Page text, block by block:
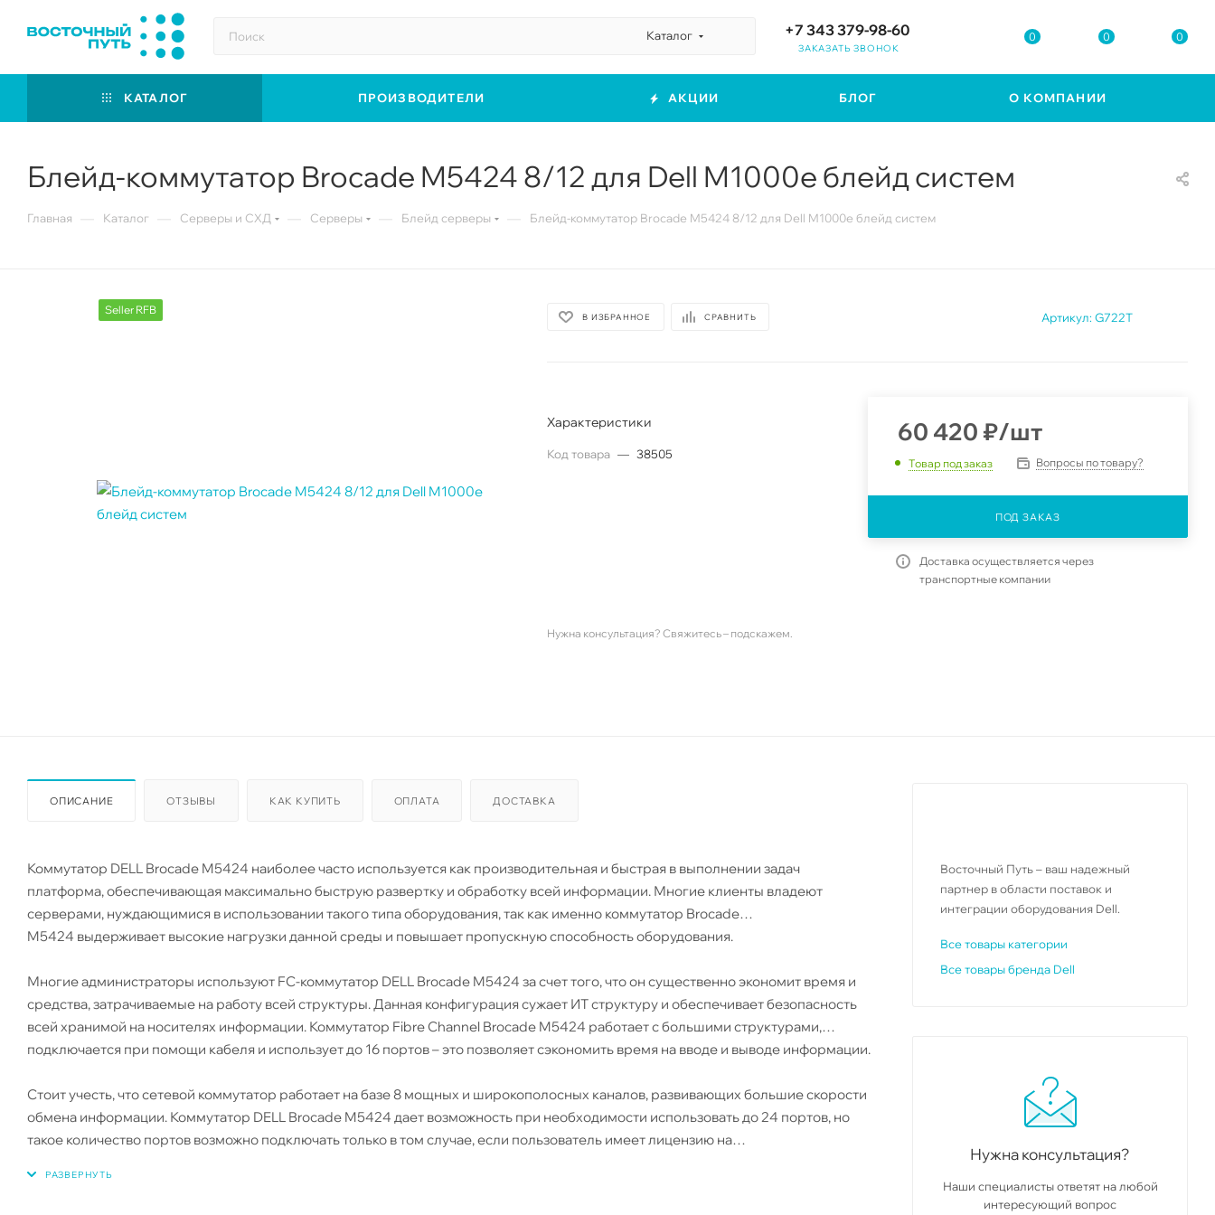
Каталог +7 343 379-98-60
ЗАКАЗАТЬ ЗВОНОК
0 0 0
КАТАЛОГ ПРОИЗВОДИТЕЛИ АКЦИИ БЛОГ О КОМПАНИИ
Блейд-коммутатор Brocade M5424 8/12 для Dell M1000e блейд систем
Главная Каталог Серверы и СХД Серверы Блейд серверы Блейд-коммутатор Brocade M5424 8/12 для Dell M1000e блейд систем
Seller RFB
В ИЗБРАННОЕ СРАВНИТЬ Артикул: G722T
Характеристики
Код товара — 38505
60 420 ₽/шт
Товар под заказ Вопросы по товару?
ПОД ЗАКАЗ
Доставка осуществляется через
транспортные компании
Нужна консультация? Свяжитесь – подскажем.
ОПИСАНИЕ ОТЗЫВЫ КАК КУПИТЬ ОПЛАТА ДОСТАВКА
Коммутатор DELL Brocade M5424 наиболее часто используется как производительная и быстрая в выполнении задач
платформа, обеспечивающая максимально быструю развертку и обработку всей информации. Многие клиенты владеют
серверами, нуждающимися в использовании такого типа оборудования, так как именно коммутатор Brocade
M5424 выдерживает высокие нагрузки данной среды и повышает пропускную способность оборудования.
Многие администраторы используют FC-коммутатор DELL Brocade M5424 за счет того, что он существенно экономит время и
средства, затрачиваемые на работу всей структуры. Данная конфигурация сужает ИТ структуру и обеспечивает безопасность
всей хранимой на носителях информации. Коммутатор Fibre Channel Brocade M5424 работает с большими структурами,
подключается при помощи кабеля и использует до 16 портов – это позволяет сэкономить время на вводе и выводе информации.
Стоит учесть, что сетевой коммутатор работает на базе 8 мощных и широкополосных каналов, развивающих большие скорости
обмена информации. Коммутатор DELL Brocade M5424 дает возможность при необходимости использовать до 24 портов, но
такое количество портов возможно подключать только в том случае, если пользователь имеет лицензию на
режимами, все зависит от максимальной нагрузки.
Восточный Путь – ваш надежный
партнер в области поставок и
интеграции оборудования Dell.
Все товары категории
Все товары бренда Dell
Нужна консультация?
Наши специалисты ответят на любой
интересующий вопрос